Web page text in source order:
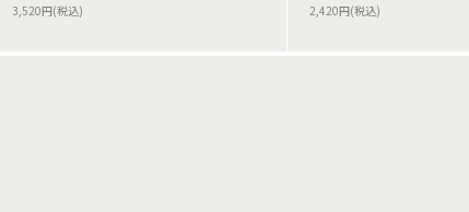
3,520円(税込) 2,420円(税込)